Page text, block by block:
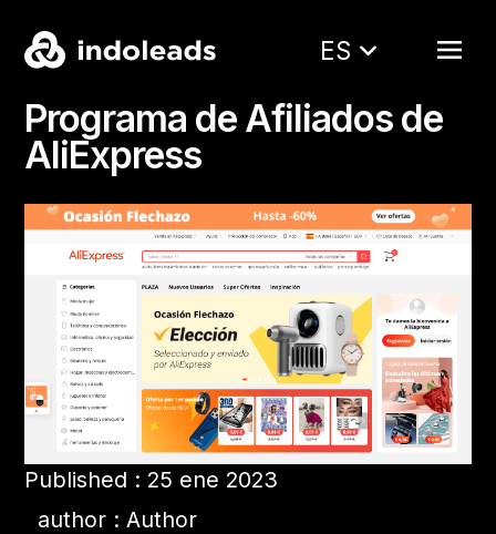
ES
Programa de Afiliados de
AliExpress
Published : 25 ene 2023
author : Author